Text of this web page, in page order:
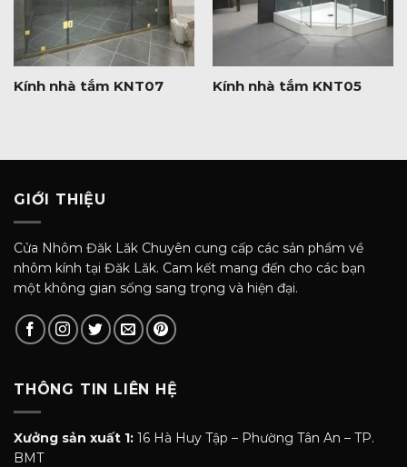
Kính nhà tắm KNT07 Kính nhà tắm KNT05
GIỚI THIỆU
Cửa Nhôm Đăk Lăk Chuyên cung cấp các sản phẩm về
nhôm kính tại Đăk Lăk. Cam kết mang đến cho các bạn
một không gian sống sang trọng và hiện đại.
THÔNG TIN LIÊN HỆ
Xưởng sản xuất 1: 16 Hà Huy Tập – Phường Tân An – TP.
BMT